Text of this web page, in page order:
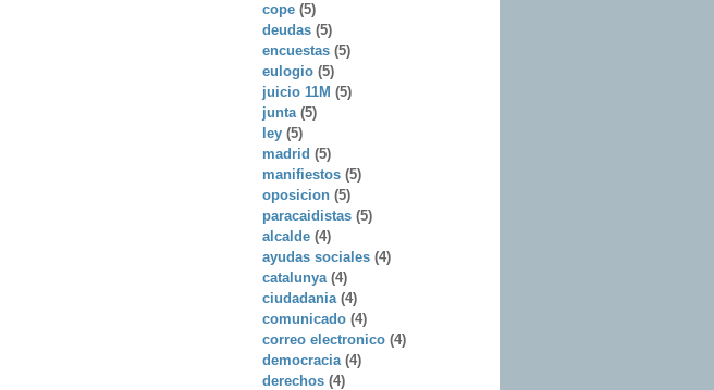
cope (5)
deudas (5)
encuestas (5)
eulogio (5)
juicio 11M (5)
junta (5)
ley (5)
madrid (5)
manifiestos (5)
oposicion (5)
paracaidistas (5)
alcalde (4)
ayudas sociales (4)
catalunya (4)
ciudadania (4)
comunicado (4)
correo electronico (4)
democracia (4)
derechos (4)